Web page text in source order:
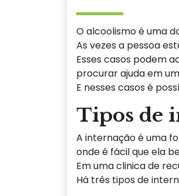
O alcoolismo é uma
As vezes a pessoa
Esses casos podem
procurar ajuda em
E nesses casos é
Tipos de
A internação é uma
onde é fácil que ela
Em uma clinica de
Há três tipos de